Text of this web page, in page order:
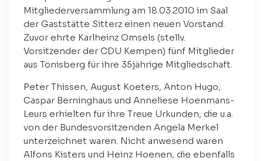
Mitgliederversammlung am 18.03.2010 im Saal
der Gaststätte Sitterz einen neuen Vorstand.
Zuvor ehrte Karlheinz Omsels (stellv.
Vorsitzender der CDU Kempen) fünf Mitglieder
aus Tönisberg für ihre 35jährige Mitgliedschaft.
Peter Thissen, August Koeters, Anton Hugo,
Caspar Berninghaus und Anneliese Hoenmans-
Leurs erhielten für ihre Treue Urkunden, die u.a.
von der Bundesvorsitzenden Angela Merkel
unterzeichnet waren. Nicht anwesend waren
Alfons Kisters und Heinz Hoenen, die ebenfalls